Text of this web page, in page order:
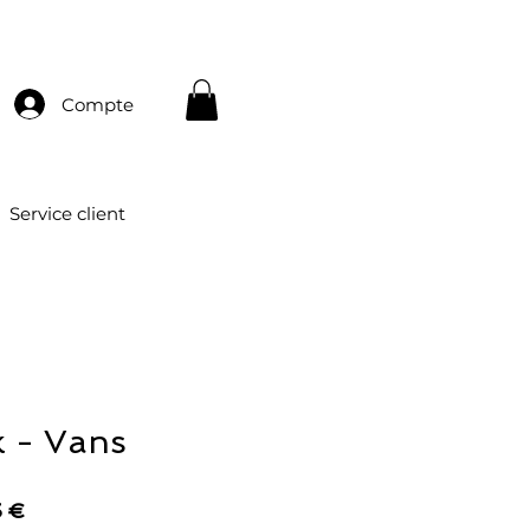
Compte
Service client
- Vans
€Prix